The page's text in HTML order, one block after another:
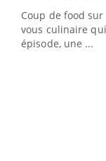
Coup de food
vous culinaire
épisode, une ...